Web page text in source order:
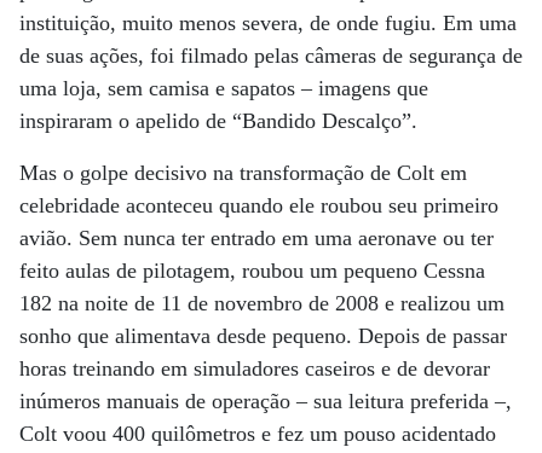
instituição, muito menos severa, de onde fugiu. Em uma
de suas ações, foi filmado pelas câmeras de segurança de
uma loja, sem camisa e sapatos – imagens que
inspiraram o apelido de “Bandido Descalço”.
Mas o golpe decisivo na transformação de Colt em
celebridade aconteceu quando ele roubou seu primeiro
avião. Sem nunca ter entrado em uma aeronave ou ter
feito aulas de pilotagem, roubou um pequeno Cessna
182 na noite de 11 de novembro de 2008 e realizou um
sonho que alimentava desde pequeno. Depois de passar
horas treinando em simuladores caseiros e de devorar
inúmeros manuais de operação – sua leitura preferida –,
Colt voou 400 quilômetros e fez um pouso acidentado